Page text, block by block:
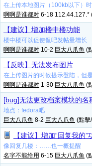
在上传本地图片（100kb以下）
啊啊是谁都对 6-18 112.44.127.*
【建议】增加楼中楼功能
楼中楼可以促使侃吧发帖量增长
啊啊是谁都对 10-2 巨大八爪鱼 (
【反映】无法发布图片
在上传图片的时候提示登陆，但
啊啊是谁都对 1-30 巨大八爪鱼 (
[bug]无法更改档案模块的名
地点：fedora吧
巨大八爪鱼 8-2 巨大八爪鱼 (點擊
【建议】增加“回复我的”
像回复几楼：……也一概提醒
名字不能给用 6-15 巨大八爪鱼 (